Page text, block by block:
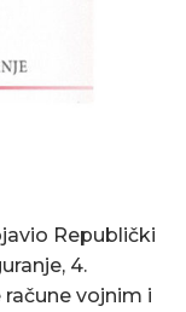
Republički
4.
vojnim i